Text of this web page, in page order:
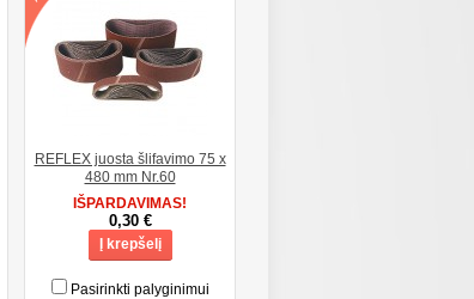
REFLEX juosta šlifavimo 75 x
480 mm Nr.60
IŠPARDAVIMAS!
0,30 €
Į krepšelį
Pasirinkti palyginimui